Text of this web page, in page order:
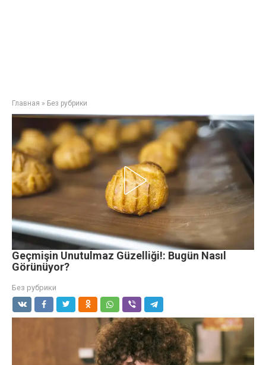
Главная » Без рубрики
Geçmişin Unutulmaz Güzelliği!: Bugün Nasıl
Görünüyor?
Без рубрики